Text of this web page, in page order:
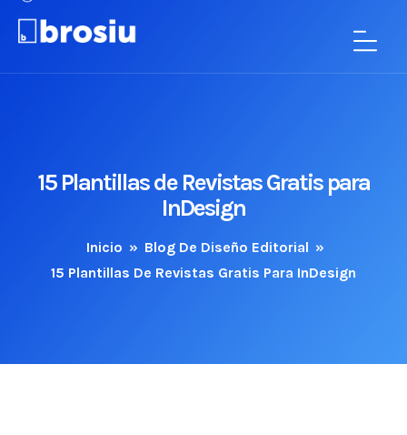
15 Plantillas de Revistas Gratis para
InDesign
Inicio » Blog De Diseño Editorial »
15 Plantillas De Revistas Gratis Para InDesign